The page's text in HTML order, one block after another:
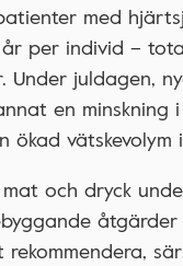
med
per individ –
juldagen,
en minskning
ökad vätskevolym
och dryck